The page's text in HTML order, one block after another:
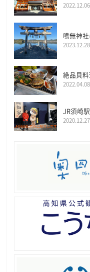
2022.12.06
鳴無神
2023.12.28
絶品貝料
2022.04.08
JR須崎
2020.12.27